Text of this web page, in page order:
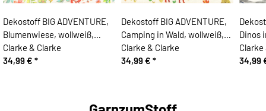
Dekostoff BIG ADVENTURE,
Blumenwiese, wollweiß,
Clarke & Clarke
34,99 € *
Dekostoff BIG ADVENTURE,
Camping in Wald, wollweiß,
Clarke & Clarke
34,99 € *
Dinos
Clarke
34,99